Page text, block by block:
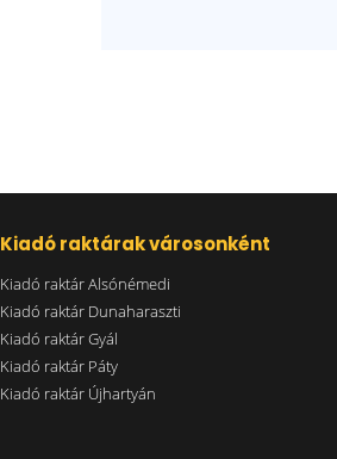
Kiadó raktárak városonként
Kiadó raktár Alsónémedi
Kiadó raktár Dunaharaszti
Kiadó raktár Gyál
Kiadó raktár Páty
Kiadó raktár Újhartyán